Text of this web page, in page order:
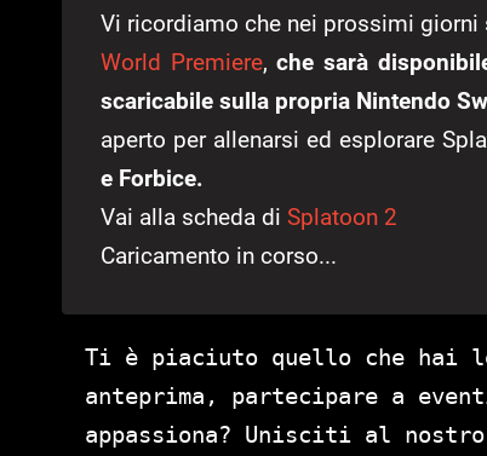
Vi ricordiamo che nei prossimi giorni
World Premiere,che sarà
scaricabile sulla propria Nintendo
aperto per allenarsi ed esplorare
e Forbice.
Vai alla scheda di Splatoon 2
Caricamento in corso...
Ti è piaciuto quello che hai
anteprima, partecipare a
appassiona? Unisciti al